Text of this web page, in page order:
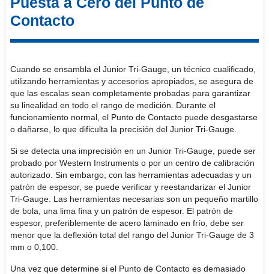
Contacto
Cuando se ensambla el Junior Tri-Gauge, un técnico cualificado,
utilizando herramientas y accesorios apropiados, se asegura de
que las escalas sean completamente probadas para garantizar
su linealidad en todo el rango de medición. Durante el
funcionamiento normal, el Punto de Contacto puede desgastarse
o dañarse, lo que dificulta la precisión del Junior Tri-Gauge.
Si se detecta una imprecisión en un Junior Tri-Gauge, puede ser
probado por Western Instruments o por un centro de calibración
autorizado. Sin embargo, con las herramientas adecuadas y un
patrón de espesor, se puede verificar y reestandarizar el Junior
Tri-Gauge. Las herramientas necesarias son un pequeño martillo
de bola, una lima fina y un patrón de espesor. El patrón de
espesor, preferiblemente de acero laminado en frío, debe ser
menor que la deflexión total del rango del Junior Tri-Gauge de 3
mm o 0,100.
Una vez que determine si el Punto de Contacto es demasiado